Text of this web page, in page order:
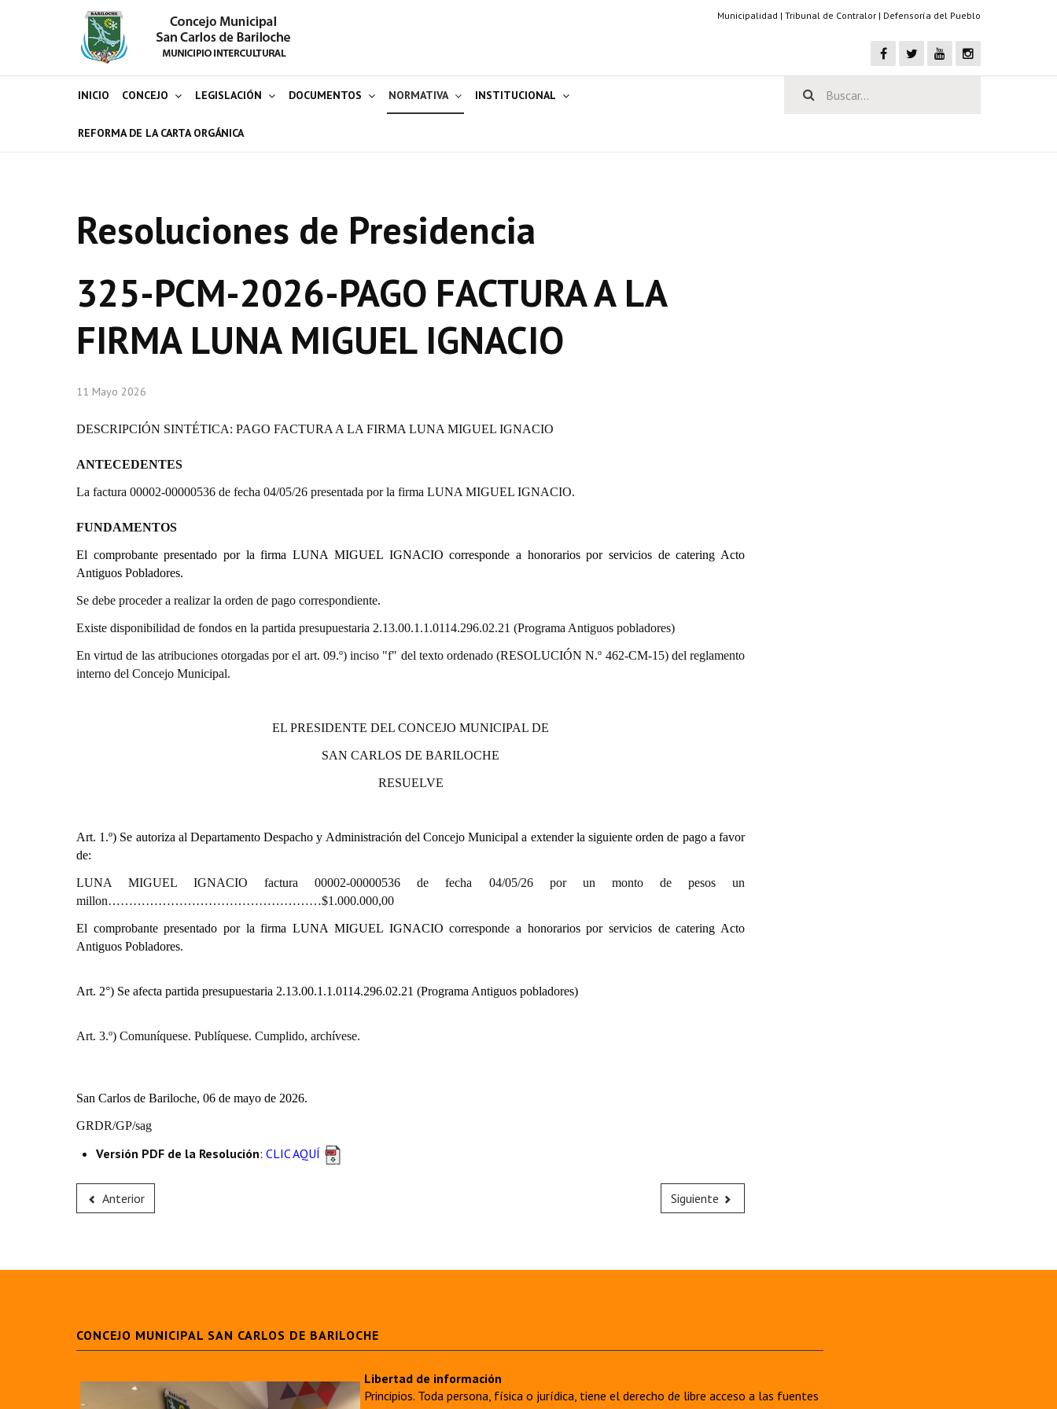
Municipalidad | Tribunal de Contralor | Defensoría del Pueblo
INICIO CONCEJO LEGISLACIÓN DOCUMENTOS NORMATIVA INSTITUCIONAL
REFORMA DE LA CARTA ORGÁNICA
Resoluciones de Presidencia
325-PCM-2026-PAGO FACTURA A LA
FIRMA LUNA MIGUEL IGNACIO
11 Mayo 2026
DESCRIPCIÓN SINTÉTICA: PAGO FACTURA A LA FIRMA LUNA MIGUEL IGNACIO
ANTECEDENTES
La factura 00002-00000536 de fecha 04/05/26 presentada por la firma LUNA MIGUEL IGNACIO.
FUNDAMENTOS
El comprobante presentado por la firma LUNA MIGUEL IGNACIO corresponde a honorarios por servicios de catering Acto
Antiguos Pobladores.
Se debe proceder a realizar la orden de pago correspondiente.
Existe disponibilidad de fondos en la partida presupuestaria 2.13.00.1.1.0114.296.02.21 (Programa Antiguos pobladores)
En virtud de las atribuciones otorgadas por el art. 09.º) inciso "f" del texto ordenado (RESOLUCIÓN N.º 462-CM-15) del reglamento
interno del Concejo Municipal.
EL PRESIDENTE DEL CONCEJO MUNICIPAL DE
SAN CARLOS DE BARILOCHE
RESUELVE
Art. 1.º) Se autoriza al Departamento Despacho y Administración del Concejo Municipal a extender la siguiente orden de pago a favor
de:
LUNA MIGUEL IGNACIO factura 00002-00000536 de fecha 04/05/26 por un monto de pesos un
millon……………………………………………$1.000.000,00
El comprobante presentado por la firma LUNA MIGUEL IGNACIO corresponde a honorarios por servicios de catering Acto
Antiguos Pobladores.
Art. 2°) Se afecta partida presupuestaria 2.13.00.1.1.0114.296.02.21 (Programa Antiguos pobladores)
Art. 3.º) Comuníquese. Publíquese. Cumplido, archívese.
San Carlos de Bariloche, 06 de mayo de 2026.
GRDR/GP/sag
Versión PDF de la Resolución: CLIC AQUÍ
Anterior Siguiente
CONCEJO MUNICIPAL SAN CARLOS DE BARILOCHE
Libertad de información
Principios. Toda persona, física o jurídica, tiene el derecho de libre acceso a las fuentes